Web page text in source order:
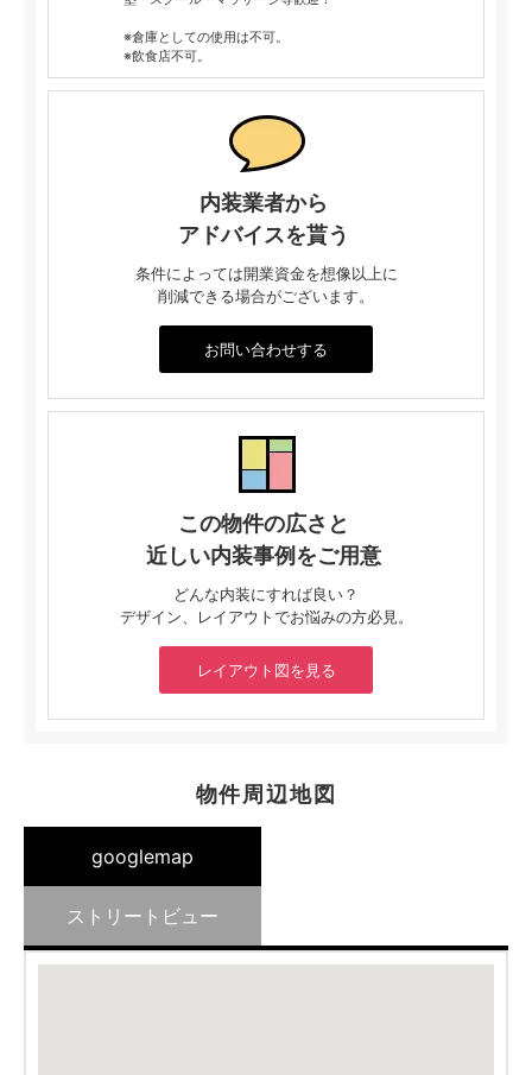
※倉庫としての使用は不可。
※飲食店不可。
内装業者から
アドバイスを貰う
条件によっては開業資金を想像以上に
削減できる場合がございます。
お問い合わせする
この物件の広さと
近しい内装事例をご用意
どんな内装にすれば良い？
デザイン、レイアウトでお悩みの方必見。
レイアウト図を見る
物件周辺地図
googlemap
ストリートビュー